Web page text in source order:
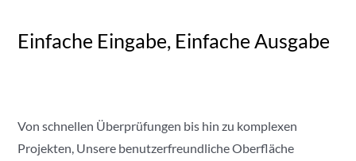
Einfache Eingabe, Einfache Ausgabe
Von schnellen Überprüfungen bis hin zu komplexen
Projekten, Unsere benutzerfreundliche Oberfläche